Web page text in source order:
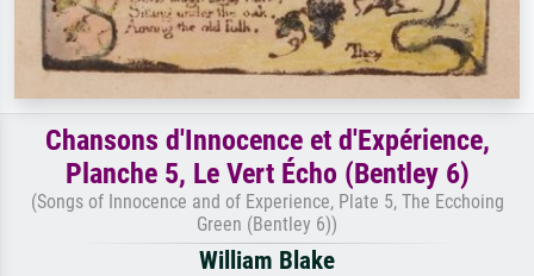
Chansons d'Innocence et d'Expérience,
Planche 5, Le Vert Écho (Bentley 6)
(Songs of Innocence and of Experience, Plate 5, The Ecchoing
Green (Bentley 6))
William Blake